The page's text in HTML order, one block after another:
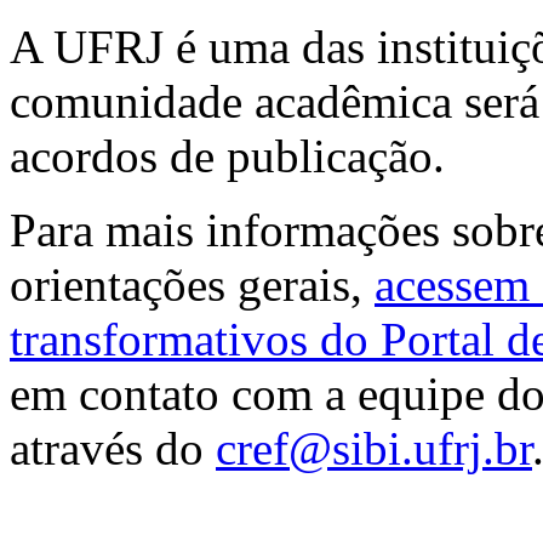
A UFRJ é uma das
comunidade acadêmica
acordos de publicação.
Para mais informações
orientações gerais,
transformativos do Portal
em contato com a equipe
através do cref@sibi.ufrj.br.